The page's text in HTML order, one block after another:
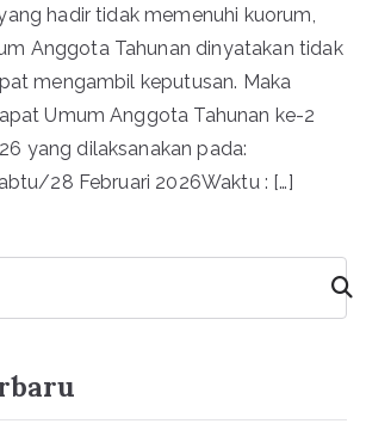
hadir tidak memenuhi kuorum,
Anggota Tahunan dinyatakan tidak
mengambil keputusan. Maka
Umum Anggota Tahunan ke-2
yang dilaksanakan pada:
28 Februari 2026Waktu : […]